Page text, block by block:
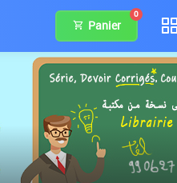
Panier
0